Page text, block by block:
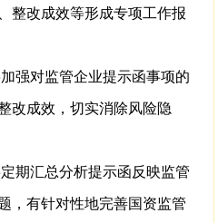
整改成效等形成专项工作报
强对监管企业提示函事项的
改成效，切实消除风险隐
期汇总分析提示函反映监管
，有针对性地完善国资监管